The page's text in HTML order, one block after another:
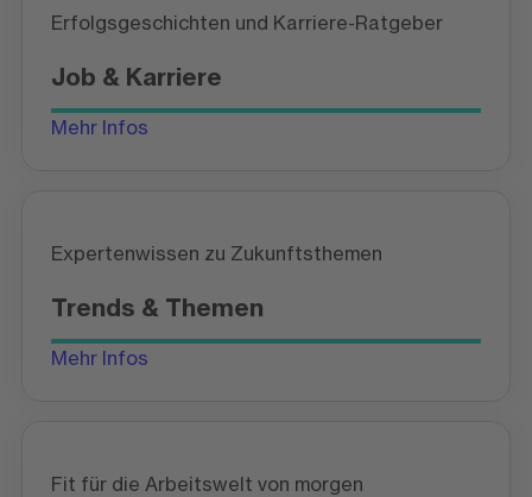
Erfolgsgeschichten und Karriere-Ratgeber
Job & Karriere
Mehr Infos
Expertenwissen zu Zukunftsthemen
Trends & Themen
Mehr Infos
Fit für die Arbeitswelt von morgen